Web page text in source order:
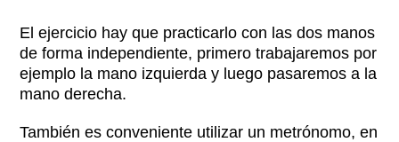
El ejercicio hay que practicarlo con las dos manos
de forma independiente, primero trabajaremos por
ejemplo la mano izquierda y luego pasaremos a la
mano derecha.
También es conveniente utilizar un metrónomo, en